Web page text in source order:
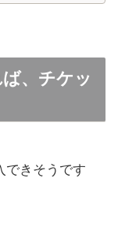
、チケッ
できそうです